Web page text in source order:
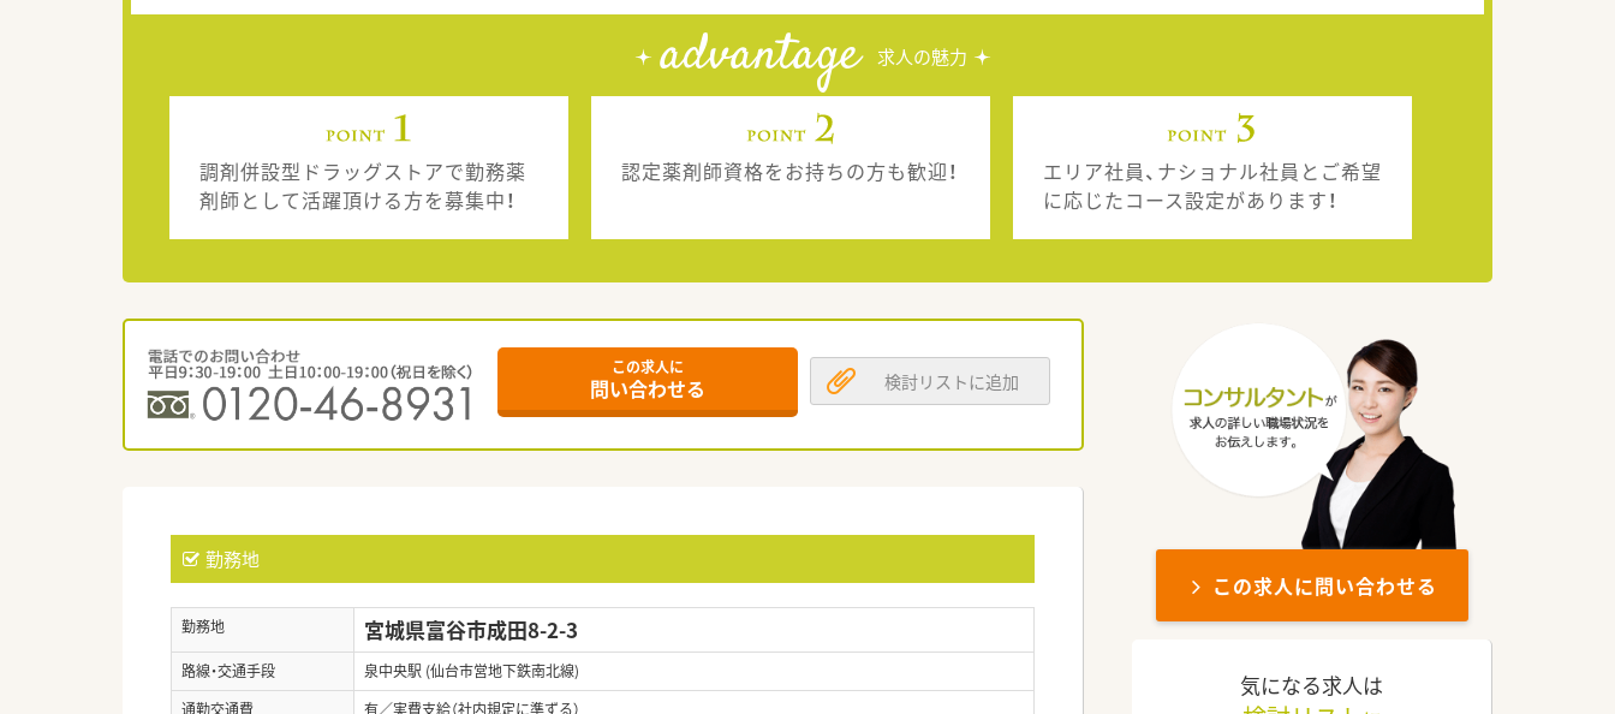
advantage 求人の魅力
調剤併設型ドラッグストアで勤務薬
剤師として活躍頂ける方を募集中！
認定薬剤師資格をお持ちの方も歓迎！
エリア社員、ナショナル社員とご希望
に応じたコース設定があります！
この求人に
問い合わせる 検討リストに追加
勤務地
勤務地 宮城県富谷市成田8-2-3
路線・交通手段
泉中央駅 (仙台市営地下鉄南北線)
通勤交通費
有／実費支給（社内規定に準ずる）
この求人に問い合わせる
気になる求人は